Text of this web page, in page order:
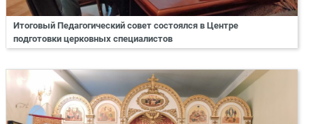
Итоговый Педагогический совет состоялся в Центре
подготовки церковных специалистов